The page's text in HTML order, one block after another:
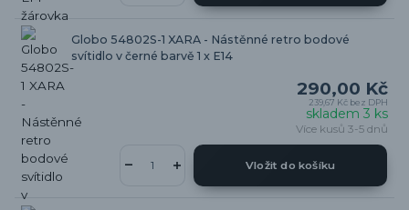
Globo 54802S-1 XARA - Nástěnné retro bodové
svítidlo v černé barvě 1 x E14
290,00 Kč
239,67 Kč bez DPH
skladem 3 ks
Více kusů 3-5 dnů
Vložit do košíku